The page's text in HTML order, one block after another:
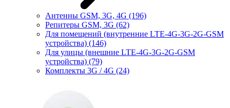
Антенны GSM, 3G, 4G (196)
Репитеры GSM, 3G (62)
Для помещений (внутренние LTE-4G-3G-2G-GSM
устройства) (146)
Для улицы (внешние LTE-4G-3G-2G-GSM
устройства) (79)
Комплекты 3G / 4G (24)